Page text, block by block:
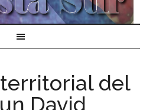
del
David